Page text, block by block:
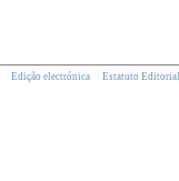
Edição electrónica Estatuto Editorial